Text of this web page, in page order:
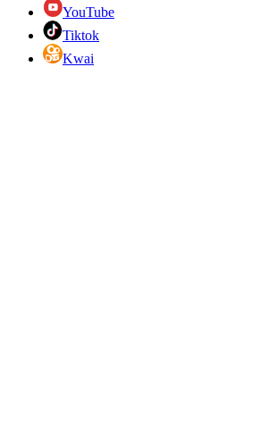
YouTube
Tiktok
Kwai